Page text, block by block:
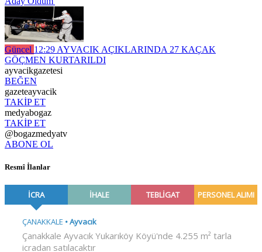
Güncel 12:29 AYVACIK AÇIKLARINDA 27 KAÇAK
GÖÇMEN KURTARILDI
ayvacikgazetesi
BEĞEN
gazeteayvacik
TAKİP ET
medyabogaz
TAKİP ET
@bogazmedyatv
ABONE OL
Resmî İlanlar